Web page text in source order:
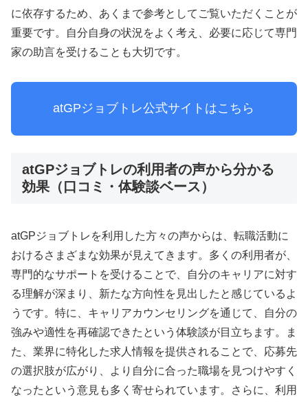
に依存するため、あくまで参考としてご覧いただくことが
重要です。自分自身の状況をよく考え、必要に応じて専門
家の助言を受けることも大切です。
atGPジョブトレ公式サイトはこちら
atGPジョブトレの利用者の声から分かる
効果（口コミ・体験談ベース）
atGPジョブトレを利用した方々の声からは、転職活動に
おけるさまざまな効果が見えてきます。多くの利用者が、
専門的なサポートを受けることで、自分のキャリアに対す
る理解が深まり、新たな方向性を見出したと感じているよ
うです。特に、キャリアカウンセリングを通じて、自分の
強みや適性を再確認できたという体験談が目立ちます。ま
た、業界に特化した求人情報を提供されることで、応募先
の選択肢が広がり、より自分に合った職場を見つけやすく
なったという意見も多く寄せられています。さらに、利用